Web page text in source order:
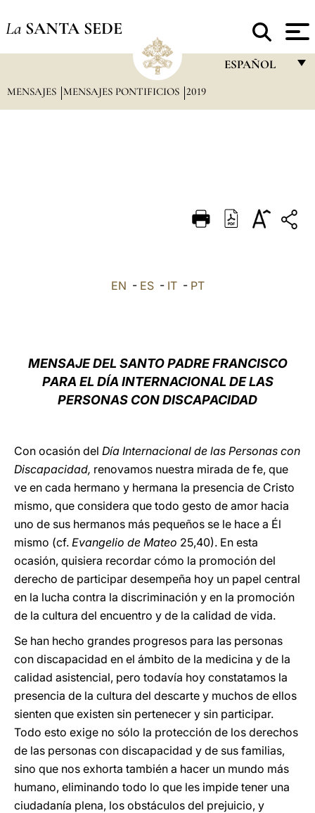
La SANTA SEDE
ESPAÑOL
DEUTSCH
MENSAJES MENSAJES PONTIFICIOS 2019
EN - ES- IT- PT
MENSAJE DEL SANTO PADRE FRANCISCO
PARA EL DÍA INTERNACIONAL DE LAS
PERSONAS CON DISCAPACIDAD
Con ocasión del Día Internacional de las Personas con
Discapacidad, renovamos nuestra mirada de fe, que
ve en cada hermano y hermana la presencia de Cristo
mismo, que considera que todo gesto de amor hacia
uno de sus hermanos más pequeños se le hace a Él
mismo (cf. Evangelio de Mateo 25,40). En esta
ocasión, quisiera recordar cómo la promoción del
derecho de participar desempeña hoy un papel central
en la lucha contra la discriminación y en la promoción
de la cultura del encuentro y de la calidad de vida.
Se han hecho grandes progresos para las personas
con discapacidad en el ámbito de la medicina y de la
calidad asistencial, pero todavía hoy constatamos la
presencia de la cultura del descarte y muchos de ellos
sienten que existen sin pertenecer y sin participar.
Todo esto exige no sólo la protección de los derechos
de las personas con discapacidad y de sus familias,
sino que nos exhorta también a hacer un mundo más
humano, eliminando todo lo que les impide tener una
ciudadanía plena, los obstáculos del prejuicio, y